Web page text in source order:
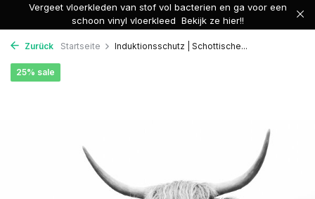
Vergeet vloerkleden van stof vol bacterien en ga voor een
schoon vinyl vloerkleed Bekijk ze hier!!
Zurück Startseite Induktionsschutz | Schottische...
25% sale